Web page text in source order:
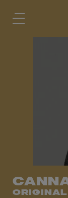
ORIGINAL